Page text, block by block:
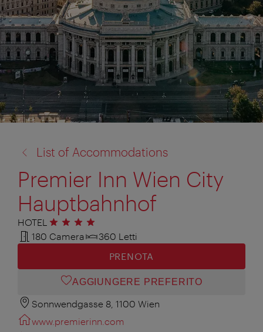
a:
List of Accommodations
Premier Inn Wien City
Hauptbahnhof
HOTEL 4 stelle
180 Camera
360 Letti
PRENOTA
AGGIUNGERE PREFERITO
Sonnwendgasse 8, 1100 Wien
www.premierinn.com